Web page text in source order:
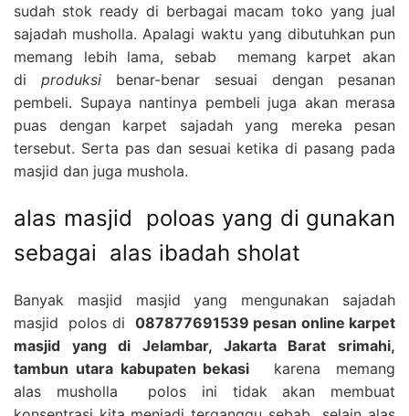
sudah stok ready di berbagai macam toko yang jual
sajadah musholla. Apalagi waktu yang dibutuhkan pun
memang lebih lama, sebab memang karpet akan
di produksi benar-benar sesuai dengan pesanan
pembeli. Supaya nantinya pembeli juga akan merasa
puas dengan karpet sajadah yang mereka pesan
tersebut. Serta pas dan sesuai ketika di pasang pada
masjid dan juga mushola.
alas masjid poloas yang di gunakan
sebagai alas ibadah sholat
Banyak masjid masjid yang mengunakan sajadah
masjid polos di 087877691539 pesan online karpet
masjid yang di Jelambar, Jakarta Barat srimahi,
tambun utara kabupaten bekasi karena memang
alas musholla polos ini tidak akan membuat